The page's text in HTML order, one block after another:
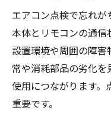
エアコン点検で忘れ
本体とリモコンの通信
設置環境や周囲の障
常や消耗部品の劣化
使用につながります。
重要です。